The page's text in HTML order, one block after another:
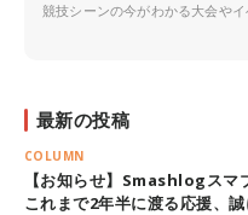
競技シーンの今がわかる大会や
最新の投稿
COLUMN
【お知らせ】Smashlogスマ
これまで2年半に渡る応援、